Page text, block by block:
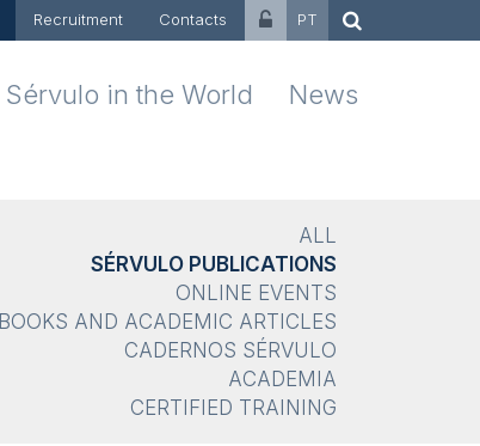
Recruitment Contacts PT
Sérvulo in the World News
ALL
SÉRVULO PUBLICATIONS
ONLINE EVENTS
BOOKS AND ACADEMIC ARTICLES
CADERNOS SÉRVULO
ACADEMIA
CERTIFIED TRAINING